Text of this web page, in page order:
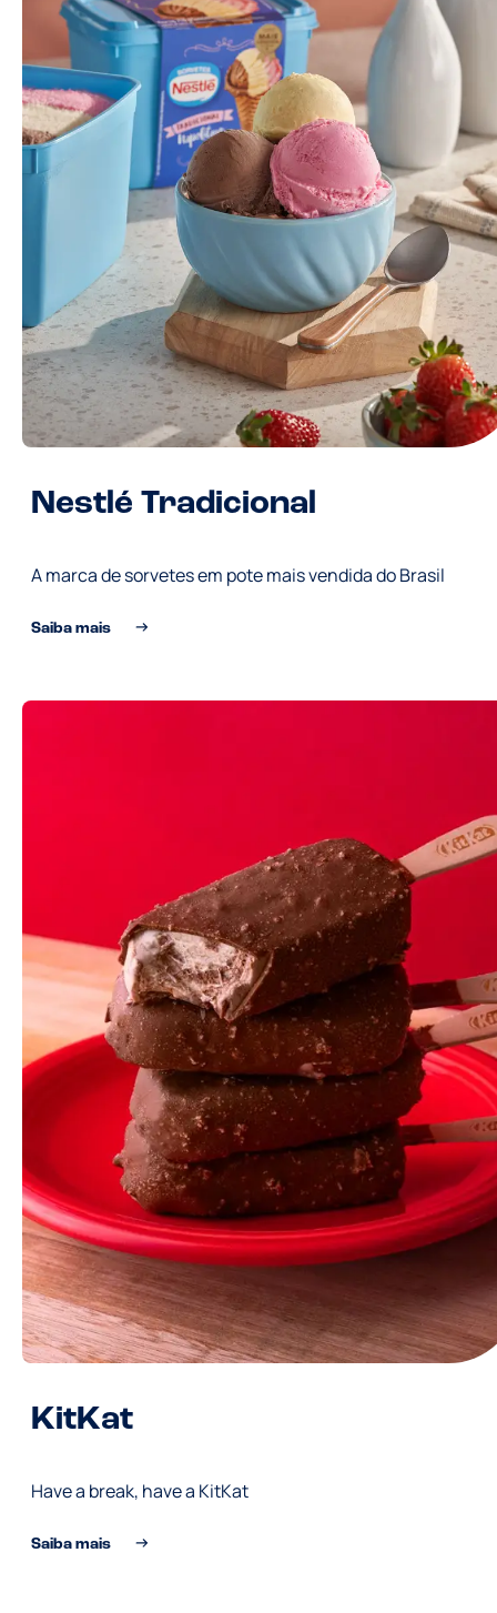
Nestlé Tradicional
A marca de sorvetes em pote mais vendida do Brasil
Saiba mais
KitKat
Have a break, have a KitKat
Saiba mais